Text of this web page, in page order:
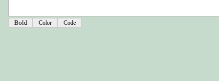
Color Code